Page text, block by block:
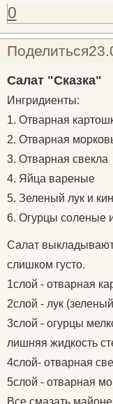
0
Поделиться
Салат "Сказка"
Ингридиенты:
1. Отварная
2. Отварная
3. Отварная свекла
4. Яйца вареные
5. Зеленый лук и
6. Огурцы соленые
Салат
слишком густо.
1слой - отварная
2слой - лук
3слой - огурцы
лишняя жидкость
4слой- отварная
5слой - отварная
Все смазать